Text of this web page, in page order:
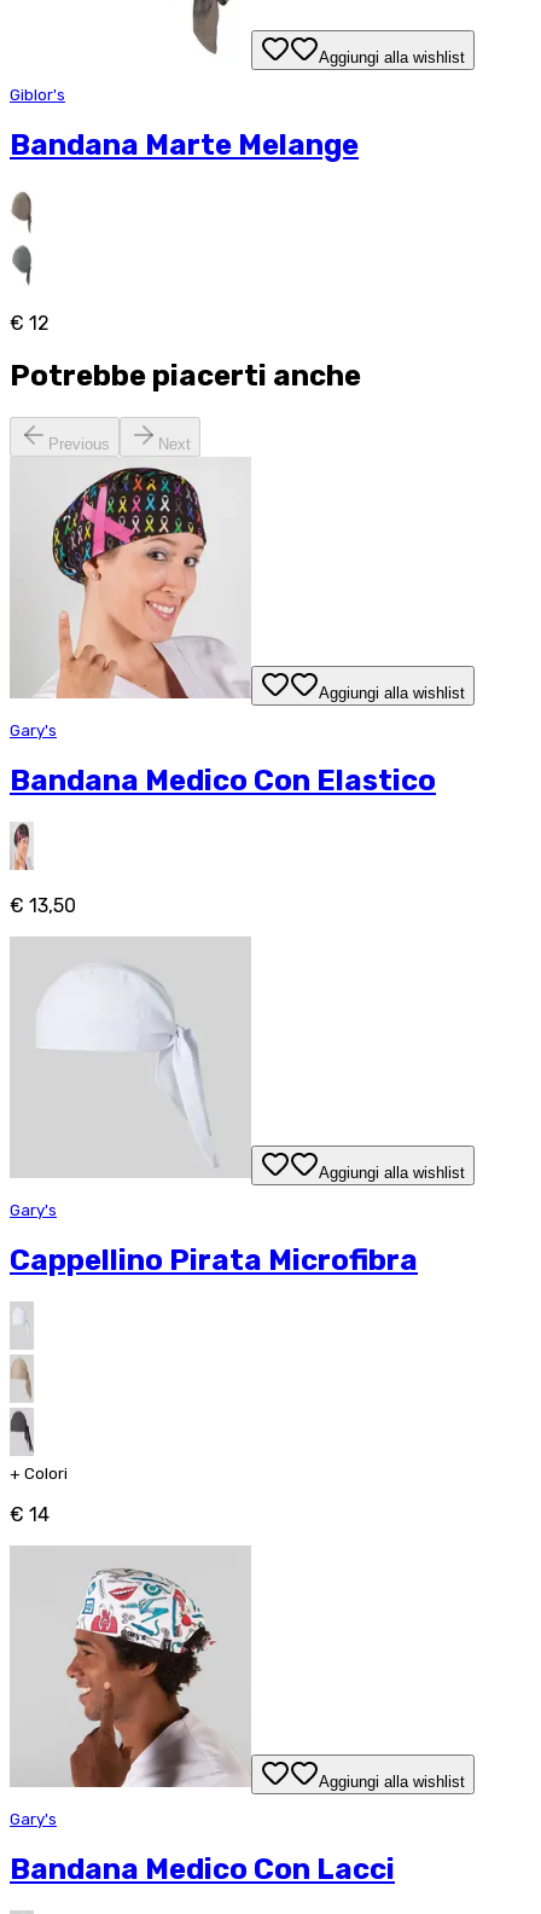
Aggiungi alla wishlist
Giblor's
Bandana Marte Melange
€ 12
Potrebbe piacerti anche
Previous Next
Aggiungi alla wishlist
Gary's
Bandana Medico Con Elastico
€ 13,50
Aggiungi alla wishlist
Gary's
Cappellino Pirata Microfibra
+ Colori
€ 14
Aggiungi alla wishlist
Gary's
Bandana Medico Con Lacci